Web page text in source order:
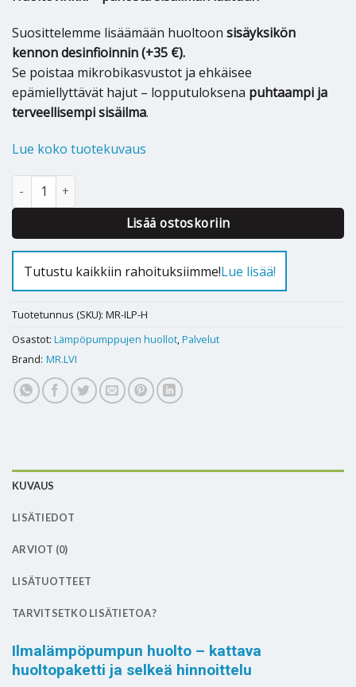
Suosittelemme lisäämään huoltoon sisäyksikön
kennon desinfioinnin (+35 €).
Se poistaa mikrobikasvustot ja ehkäisee
epämiellyttävät hajut – lopputuloksena puhtaampi ja
terveellisempi sisäilma.
Lue koko tuotekuvaus
Ilmalämpöpumpun huolto määrä
Lisää ostoskoriin
Alternative:
Tutustu kaikkiin rahoituksiimme!Lue lisää!
Tuotetunnus (SKU): MR-ILP-H
Osastot: Lämpöpumppujen huollot,Palvelut
Brand: MR.LVI
KUVAUS
LISÄTIEDOT
ARVIOT (0)
LISÄTUOTTEET
TARVITSETKO LISÄTIETOA?
Ilmalämpöpumpun huolto – kattava
huoltopaketti ja selkeä hinnoittelu